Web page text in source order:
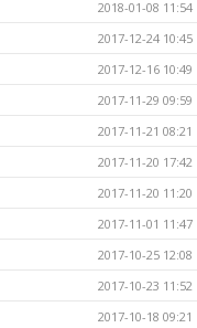
2018-01-08 11:54
2017-12-24 10:45
2017-12-16 10:49
2017-11-29 09:59
2017-11-21 08:21
2017-11-20 17:42
2017-11-20 11:20
2017-11-01 11:47
2017-10-25 12:08
2017-10-23 11:52
2017-10-18 09:21